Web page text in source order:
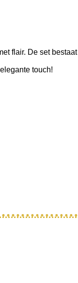
flair. De set
touch!